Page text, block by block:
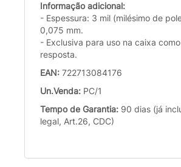
Informação adicional:
- Espessura: 3 mil (milésimo de
0,075 mm.
- Exclusiva para uso na caixa
resposta.
EAN: 722713084176
Un.Venda: PC/1
Tempo de Garantia: 90 dias (já
legal, Art.26, CDC)